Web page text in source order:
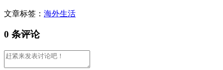
文章标签： 海外生活
0 条评论